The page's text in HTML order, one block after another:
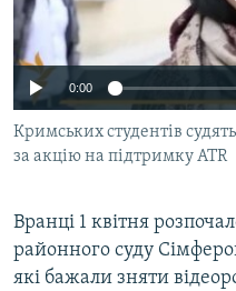
ВІДЕОУРОКИ «ELIFBE»
СВІДЧЕННЯ ОКУПАЦІЇ
УКРАЇНСЬКА ПРОБЛЕМА
ІНФОГРАФІКА
Русский
Qırımtatar
ДОЛУЧАЙСЯ!
Усі сайти RFE/RL
0:00
Кримських студентів судять
за акцію на підтримку ATR
Вранці 1 квітня
районного суду
які бажали зняти